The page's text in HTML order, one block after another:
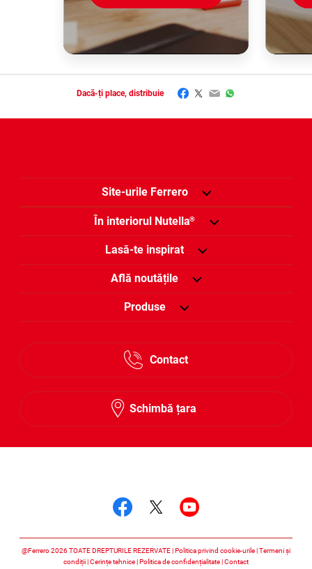
Dacă-ți place, distribuie Facebook
Twitter
EmailWhatsApp
Site-urile Ferrero
În interiorul Nutella®
Lasă-te inspirat
Află noutățile
Produse
Contact
Schimbă țara
@Ferrero 2026 TOATE DREPTURILE REZERVATE Politica privind cookie-urile Termeni și
condiții Cerințe tehnice Politica de confidențialitate Contact